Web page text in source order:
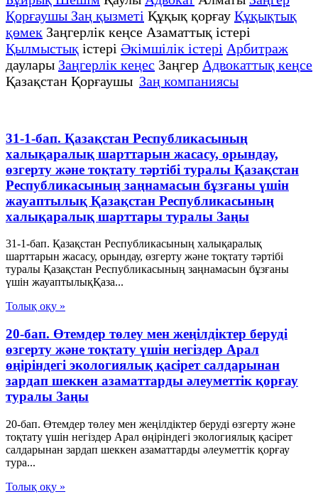
Қорғаушы Заң қызметі Құқық қорғау Құқықтық
қөмек Заңгерлік кеңсе Азаматтық істері
Қылмыстық істері Әкімшілік істері Арбитраж
даулары Заңгерлік кеңес Заңгер Адвокаттық кеңсе
Қазақстан Қорғаушы Заң компаниясы
31-1-бап. Қазақстан Республикасының
халықаралық шарттарын жасасу, орындау,
өзгерту және тоқтату тәртібі туралы Қазақстан
Республикасының заңнамасын бұзғаны үшін
жауаптылық Қазақстан Республикасының
халықаралық шарттары туралы Заңы
31-1-бап. Қазақстан Республикасының халықаралық
шарттарын жасасу, орындау, өзгерту және тоқтату тәртібі
туралы Қазақстан Республикасының заңнамасын бұзғаны
үшін жауаптылықҚаза...
Толық оқу »
20-бап. Өтемдер төлеу мен жеңілдіктер беруді
өзгерту және тоқтату үшін негіздер Арал
өңіріндегі экологиялық қасірет салдарынан
зардап шеккен азаматтарды әлеуметтік қорғау
туралы Заңы
20-бап. Өтемдер төлеу мен жеңілдіктер беруді өзгерту және
тоқтату үшін негіздер Арал өңіріндегі экологиялық қасірет
салдарынан зардап шеккен азаматтарды әлеуметтік қорғау
тура...
Толық оқу »